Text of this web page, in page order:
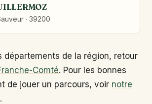
· 39200
départements de la région, retour
Comté. Pour les bonnes
de jouer un parcours, voir notre
.